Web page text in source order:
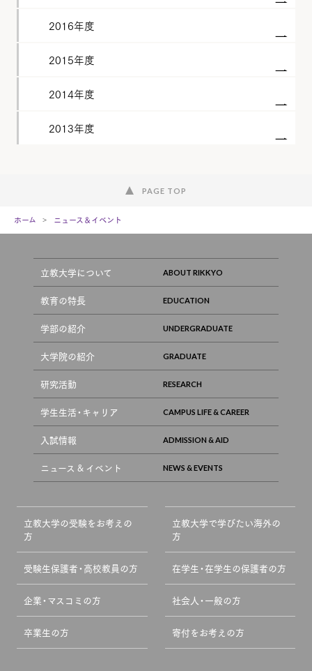
2016年度
2015年度
2014年度
2013年度
PAGE TOP
ホーム ニュース＆イベント
立教大学について
教育の特長
学部の紹介
大学院の紹介
研究活動
学生生活・キャリア
入試情報
ニュース & イベント
立教大学の受験をお考えの
方
立教大学で学びたい海外の
方
受験生保護者・高校教員の方 在学生・在学生の保護者の方
企業・マスコミの方 社会人・一般の方
卒業生の方 寄付をお考えの方